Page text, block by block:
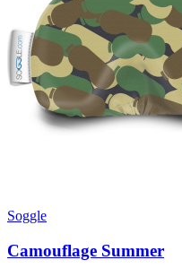
Soggle
Camouflage Summer